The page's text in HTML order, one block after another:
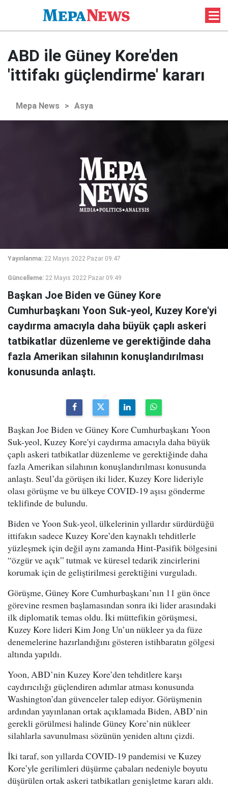
ABD ile Güney Kore'den
'ittifakı güçlendirme' kararı
Mepa News > Asya
Yayınlanma: 22 Mayıs 2022 Pazar 09:47
Güncelleme: 22 Mayıs 2022 Pazar 09:49
Başkan Joe Biden ve Güney Kore
Cumhurbaşkanı Yoon Suk-yeol, Kuzey Kore'yi
caydırma amacıyla daha büyük çaplı askeri
tatbikatlar düzenleme ve gerektiğinde daha
fazla Amerikan silahının konuşlandırılması
konusunda anlaştı.
Başkan Joe Biden ve Güney Kore Cumhurbaşkanı Yoon
Suk-yeol, Kuzey Kore'yi caydırma amacıyla daha büyük
çaplı askeri tatbikatlar düzenleme ve gerektiğinde daha
fazla Amerikan silahının konuşlandırılması konusunda
anlaştı. Seul’da görüşen iki lider, Kuzey Kore lideriyle
olası görüşme ve bu ülkeye COVID-19 aşısı gönderme
teklifinde de bulundu.
Biden ve Yoon Suk-yeol, ülkelerinin yıllardır sürdürdüğü
ittifakın sadece Kuzey Kore’den kaynaklı tehditlerle
yüzleşmek için değil aynı zamanda Hint-Pasifik bölgesini
“özgür ve açık” tutmak ve küresel tedarik zincirlerini
korumak için de geliştirilmesi gerektiğini vurguladı.
Görüşme, Güney Kore Cumhurbaşkanı’nın 11 gün önce
görevine resmen başlamasından sonra iki lider arasındaki
ilk diplomatik temas oldu. İki müttefikin görüşmesi,
Kuzey Kore lideri Kim Jong Un’un nükleer ya da füze
denemelerine hazırlandığını gösteren istihbaratın gölgesi
altında yapıldı.
Yoon, ABD’nin Kuzey Kore’den tehditlere karşı
caydırıcılığı güçlendiren adımlar atması konusunda
Washington’dan güvenceler talep ediyor. Görüşmenin
ardından yayınlanan ortak açıklamada Biden, ABD’nin
gerekli görülmesi halinde Güney Kore’nin nükleer
silahlarla savunulması sözünün yeniden altını çizdi.
İki taraf, son yıllarda COVID-19 pandemisi ve Kuzey
Kore’yle gerilimleri düşürme çabaları nedeniyle boyutu
düşürülen ortak askeri tatbikatları genişletme kararı aldı.